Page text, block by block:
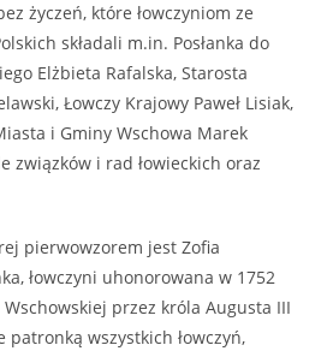
życzeń, które łowczyniom ze
składali m.in. Posłanka do
Elżbieta Rafalska, Starosta
Łowczy Krajowy Paweł Lisiak,
i Gminy Wschowa Marek
związków i rad łowieckich oraz
pierwowzorem jest Zofia
łowczyni uhonorowana w 1752
przez króla Augusta III
patronką wszystkich łowczyń,